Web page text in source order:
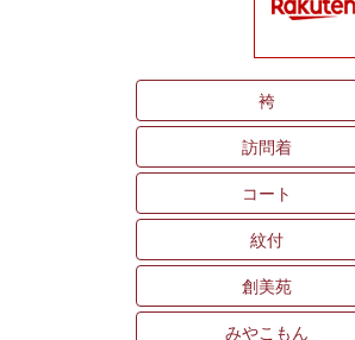
袴
訪問着
コート
紋付
創美苑
みやこもん